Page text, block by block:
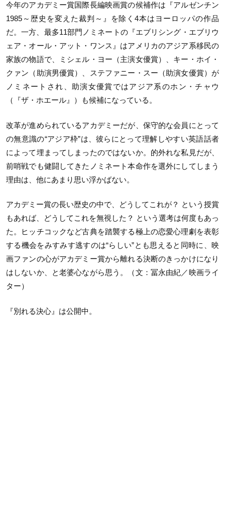
今年のアカデミー賞国際長編映画賞の候補作は『アルゼンチン
1985～歴史を変えた裁判～』を除く4本はヨーロッパの作品
だ。一方、最多11部門ノミネートの『エブリシング・エブリウ
ェア・オール・アット・ワンス』はアメリカのアジア系移民の
家族の物語で、ミシェル・ヨー（主演女優賞）、キー・ホイ・
クァン（助演男優賞）、ステファニー・スー（助演女優賞）が
ノミネートされ、助演女優賞ではアジア系のホン・チャウ
（『ザ・ホエール』）も候補になっている。
改革が進められているアカデミーだが、保守的な会員にとって
の無意識の“アジア枠”は、彼らにとって理解しやすい英語話者
によって埋まってしまったのではないか。的外れな私見だが、
前哨戦でも健闘してきたノミネート本命作を選外にしてしまう
理由は、他にあまり思い浮かばない。
アカデミー賞の長い歴史の中で、どうしてこれが？ という授賞
もあれば、どうしてこれを無視した？ という選考は何度もあっ
た。ヒッチコックなど古典を踏襲する極上の恋愛心理劇を表彰
する機会をみすみす逃すのは“らしい”とも思えると同時に、映
画ファンの心がアカデミー賞から離れる決断のきっかけになり
はしないか、と老婆心ながら思う。（文：冨永由紀／映画ライ
ター）
『別れる決心』は公開中。